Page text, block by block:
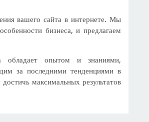
вашего сайта в интернете. Мы
бизнеса, и предлагаем
обладает опытом и знаниями,
за последними тенденциями в
максимальных результатов